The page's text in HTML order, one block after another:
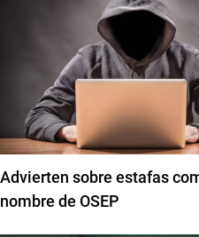
Advierten sobre estafas
nombre de OSEP